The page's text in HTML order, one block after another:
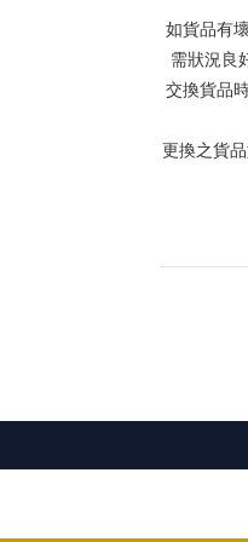
如貨品有
需狀況良
交換貨品
更換之貨